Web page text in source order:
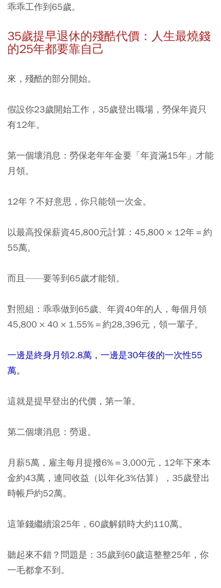
乖乖工作到65歲。
35歲提早退休的殘酷代價：人生最燒錢
的25年都要靠自己
來，殘酷的部分開始。
假設你23歲開始工作，35歲登出職場，勞保年資只
有12年。
第一個壞消息：勞保老年年金要「年資滿15年」才能
月領。
12年？不好意思，你只能領一次金。
以最高投保薪資45,800元計算：45,800 × 12年＝約
55萬。
而且——要等到65歲才能領。
對照組：乖乖做到65歲、年資40年的人，每個月領
45,800 × 40 × 1.55%＝約28,396元，領一輩子。
一邊是終身月領2.8萬，一邊是30年後的一次性55
萬。
這就是提早登出的代價，第一筆。
第二個壞消息：勞退。
月薪5萬，雇主每月提撥6%＝3,000元，12年下來本
金約43萬，連同收益（以年化3%估算），35歲登出
時帳戶約52萬。
這筆錢繼續滾25年，60歲解鎖時大約110萬。
聽起來不錯？問題是：35歲到60歲這整整25年，你
一毛都拿不到。